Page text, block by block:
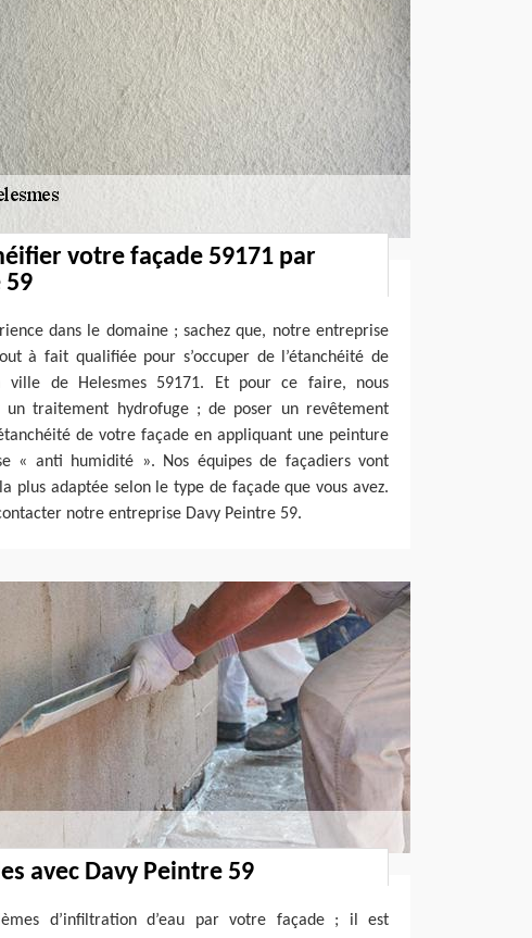
votre façade 59171 par
59
dans le domaine ; sachez que, notre entreprise
à fait qualifiée pour s’occuper de l’étanchéité de
ville de Helesmes 59171. Et pour ce faire, nous
un traitement hydrofuge ; de poser un revêtement
de votre façade en appliquant une peinture
« anti humidité ». Nos équipes de façadiers vont
plus adaptée selon le type de façade que vous avez.
notre entreprise Davy Peintre 59.
avec Davy Peintre 59
d’infiltration d’eau par votre façade ; il est